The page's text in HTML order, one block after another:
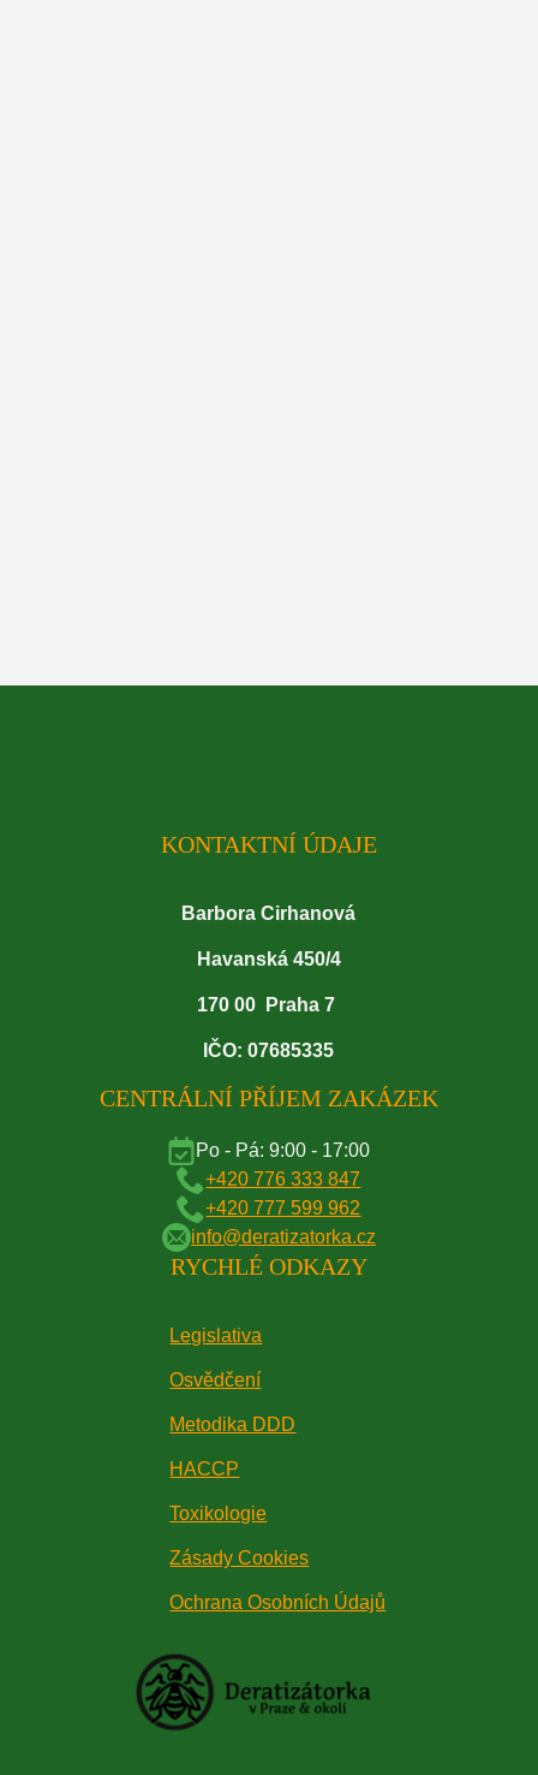
KONTAKTNÍ ÚDAJE
Barbora Cirhanová
Havanská 450/4
170 00 Praha 7
IČO: 07685335
CENTRÁLNÍ PŘÍJEM ZAKÁZEK
Po - Pá: 9:00 - 17:00
+420 776 333 847
+420 777 599 962
info@deratizatorka.cz
RYCHLÉ ODKAZY
Legislativa
Osvědčení
Metodika DDD
HACCP
Toxikologie
Zásady Cookies
Ochrana Osobních Údajů